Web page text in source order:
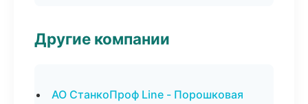
Другие компании
АО СтанкоПроф Line - Порошковая